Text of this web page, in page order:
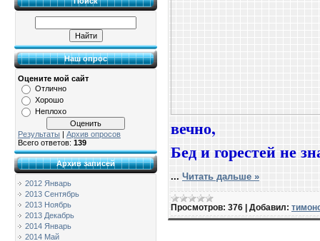
Наш опрос
Оцените мой сайт
Отлично
Хорошо
Неплохо
Результаты | Архив опросов
Всего ответов: 139
Архив записей
2012 Январь
2013 Сентябрь
2013 Ноябрь
2013 Декабрь
2014 Январь
2014 Май
вечно,
Бед и горестей не
... Читать дальше »
Просмотров: 376 | Добавил: